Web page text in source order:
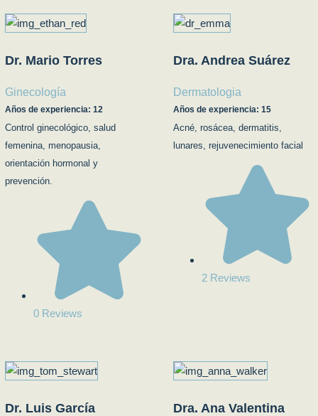
Dr. Mario Torres
Ginecología
Años de experiencia: 12
Control ginecológico, salud
femenina, menopausia,
orientación hormonal y
prevención.
0 Reviews
Dra. Andrea Suárez
Dermatologia
Años de experiencia: 15
Acné, rosácea, dermatitis,
lunares, rejuvenecimiento facial
2 Reviews
Dr. Luis García
Dra. Ana Valentina